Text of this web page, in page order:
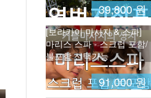
39,800 원
91,000 원
[보라카이 마사지 & 스파]
마리스 스파 - 스크럽 포함/
불포함 선택가능